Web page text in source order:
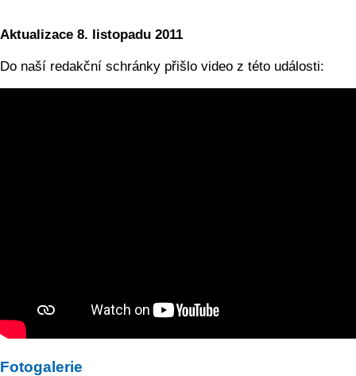
Aktualizace 8. listopadu 2011
Do naší redakční schránky přišlo video z této události:
Fotogalerie